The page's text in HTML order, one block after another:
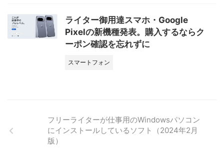
ライター御用達スマホ・Google
Pixelの新機種発表。購入するならク
ーポン確認を忘れずに
スマートフォン
フリーライターが仕事用のWindowsパソコン
にインストールしているソフト（2024年2月
版）